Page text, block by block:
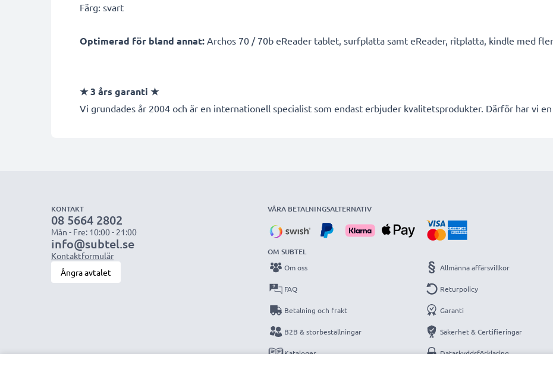
Färg: svart
Optimerad för bland annat: Archos 70 / 70b eReader tablet, surfplatta samt eReader, ritplatta, kindle med
★3 års garanti ★
Vi grundades år 2004 och är en internationell specialist som endast erbjuder kvalitetsprodukter. Därför har vi
KONTAKT
08 5664 2802
Mån - Fre: 10:00 - 21:00
info@subtel.se
Kontaktformulär
Ångra avtalet
VÅRA BETALNINGSALTERNATIV
OM SUBTEL
Om oss
FAQ
Betalning och frakt
B2B & storbeställningar
Kataloger
Allmänna affärsvillkor
Returpolicy
Garanti
Säkerhet & Certifieringar
Dataskyddsförklaring